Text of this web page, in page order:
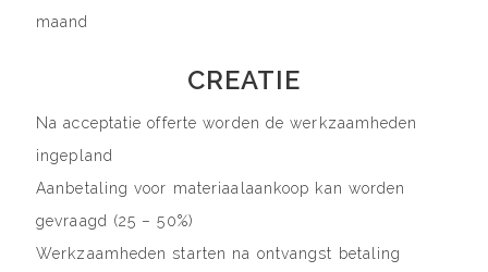
maand
CREATIE
Na acceptatie offerte worden de werkzaamheden
ingepland
Aanbetaling voor materiaalaankoop kan worden
gevraagd (25 – 50%)
Werkzaamheden starten na ontvangst betaling